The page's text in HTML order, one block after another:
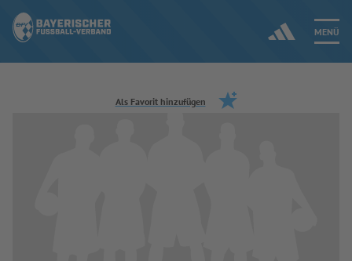
MENÜ
Jetzt einloggen
Als Favorit hinzufügen